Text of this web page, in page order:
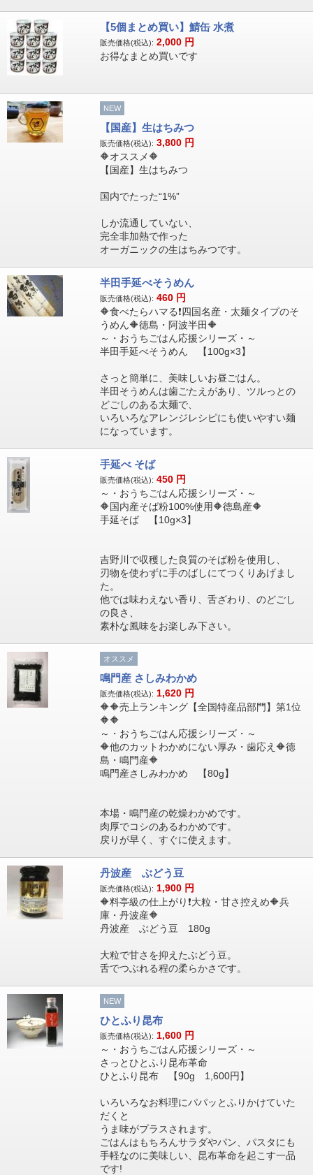
【5個まとめ買い】鯖缶 水煮
販売価格(税込): 2,000 円
お得なまとめ買いです
NEW
【国産】生はちみつ
販売価格(税込): 3,800 円
🔶オススメ🔶
【国産】生はちみつ
国内でたった“1%”
しか流通していない、
完全非加熱で作った
オーガニックの生はちみつです。
半田手延べそうめん
販売価格(税込): 460 円
🔶食べたらハマる❗四国名産・太麺タイプのそ
うめん🔶徳島・阿波半田🔶
～・おうちごはん応援シリーズ・～
半田手延べそうめん 【100g×3】
さっと簡単に、美味しいお昼ごはん。
半田そうめんは歯ごたえがあり、ツルっとの
どごしのある太麺で、
いろいろなアレンジレシピにも使いやすい麺
になっています。
手延べ そば
販売価格(税込): 450 円
～・おうちごはん応援シリーズ・～
🔶国内産そば粉100%使用🔶徳島産🔶
手延そば 【10g×3】
吉野川で収穫した良質のそば粉を使用し、
刃物を使わずに手のばしにてつくりあげまし
た。
他では味わえない香り、舌ざわり、のどごし
の良さ、
素朴な風味をお楽しみ下さい。
オススメ
鳴門産 さしみわかめ
販売価格(税込): 1,620 円
🔶🔶売上ランキング【全国特産品部門】第1位
🔶🔶
～・おうちごはん応援シリーズ・～
🔶他のカットわかめにない厚み・歯応え🔶徳
島・鳴門産🔶
鳴門産さしみわかめ 【80g】
本場・鳴門産の乾燥わかめです。
肉厚でコシのあるわかめです。
戻りが早く、すぐに使えます。
丹波産 ぶどう豆
販売価格(税込): 1,900 円
🔶料亭級の仕上がり❗大粒・甘さ控えめ🔶兵
庫・丹波産🔶
丹波産 ぶどう豆 180g
大粒で甘さを抑えたぶどう豆。
舌でつぶれる程の柔らかさです。
NEW
ひとふり昆布
販売価格(税込): 1,600 円
～・おうちごはん応援シリーズ・～
さっとひとふり昆布革命
ひとふり昆布 【90g 1,600円】
いろいろなお料理にパパッとふりかけていた
だくと
うま味がプラスされます。
ごはんはもちろんサラダやパン、パスタにも
手軽なのに美味しい、昆布革命を起こす一品
です!